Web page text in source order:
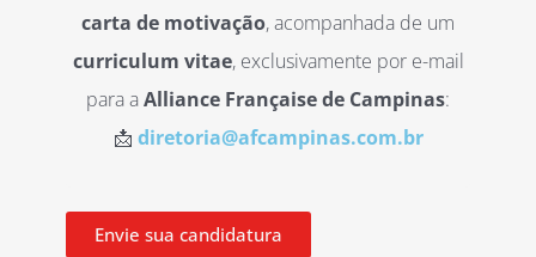
carta de motivação, acompanhada de um
curriculum vitae, exclusivamente por e-mail
para aAlliance Française de Campinas:
📩 diretoria@afcampinas.com.br
Envie sua candidatura